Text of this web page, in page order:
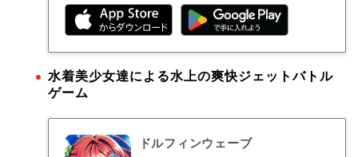
水着美少女達による水上の爽快ジェットバトル
ゲーム
ドルフィンウェーブ